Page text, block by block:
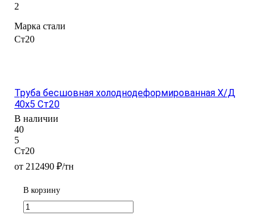
2
Марка стали
Ст20
Труба бесшовная холоднодеформированная Х/Д
40х5 Ст20
В наличии
40
5
Ст20
от 212490 ₽/тн
В корзину